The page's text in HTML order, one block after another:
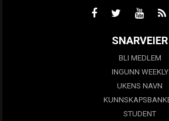
SNARVEIER
BLI MEDLEM
INGUNN WEEKLY
UKENS NAVN
STUDENT